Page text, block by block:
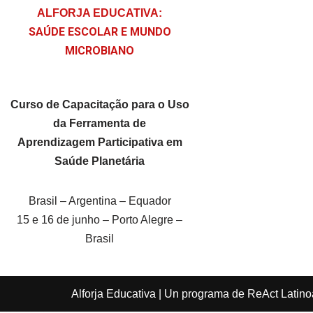
ALFORJA EDUCATIVA:
SAÚDE ESCOLAR E MUNDO
MICROBIANO
Curso de Capacitação para o Uso
da Ferramenta de
Aprendizagem Participativa em
Saúde Planetária
Brasil – Argentina – Equador
15 e 16 de junho – Porto Alegre –
Brasil
Alforja Educativa | Un programa de ReAct